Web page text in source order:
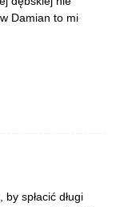
Damian to mi
spłacić długi